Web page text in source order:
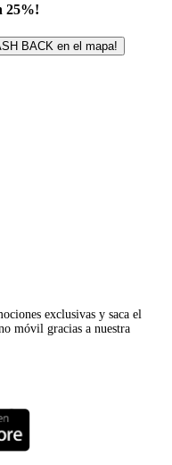
25%!
BACK en el mapa!
exclusivas y saca el
móvil gracias a nuestra